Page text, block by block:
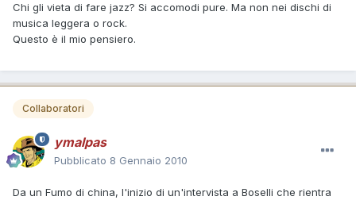
Chi gli vieta di fare jazz? Si accomodi pure. Ma non nei dischi di
musica leggera o rock.
Questo è il mio pensiero.
Collaboratori
ymalpas
Pubblicato 8 Gennaio 2010
Da un Fumo di china, l'inizio di un'intervista a Boselli che rientra